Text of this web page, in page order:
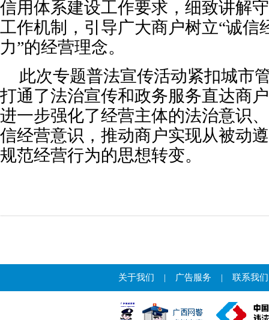
信用体系建设工作要求，细致讲解
工作机制，引导广大商户树立“诚信
力”的经营理念。
此次专题普法宣传活动紧扣城市
打通了法治宣传和政务服务直达商
进一步强化了经营主体的法治意识
信经营意识，推动商户实现从被动
规范经营行为的思想转变。
关于我们 | 广告服务 | 联系我们